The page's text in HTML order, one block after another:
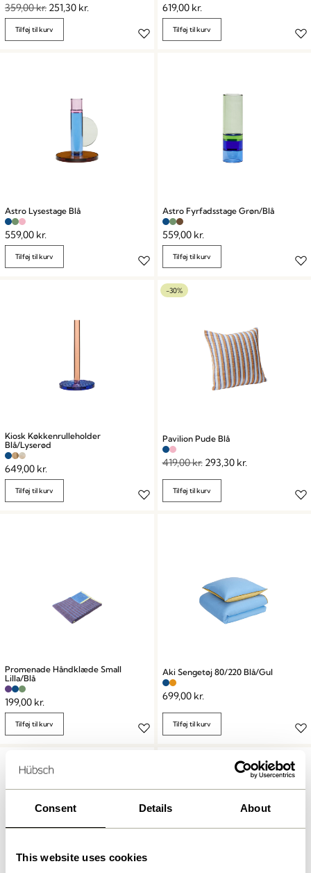
Consent Details About
This website uses cookies
359,00kr. 251,30 kr.
Tilføj til kurv
619,00 kr.
Tilføj til kurv
Astro Lysestage Blå
559,00 kr.
Tilføj til kurv
Astro Fyrfadsstage Grøn/Blå
559,00 kr.
Tilføj til kurv
Kiosk Køkkenrulleholder
Blå/Lyserød
649,00 kr.
Tilføj til kurv
-30%
Pavilion Pude Blå
419,00kr. 293,30 kr.
Tilføj til kurv
Promenade Håndklæde Small
Lilla/Blå
199,00 kr.
Tilføj til kurv
Aki Sengetøj 80/220 Blå/Gul
699,00 kr.
Tilføj til kurv